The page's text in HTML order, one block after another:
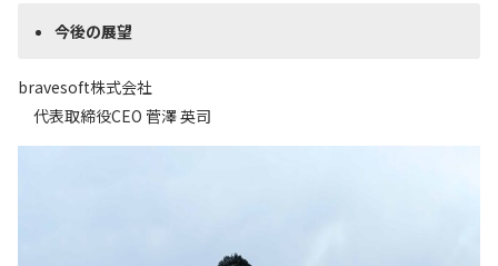
今後の展望
bravesoft株式会社
代表取締役CEO 菅澤 英司